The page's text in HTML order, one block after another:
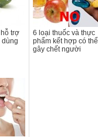
trợ
dùng
6 loại thuốc và thực
phẩm kết hợp có thể
gây chết người